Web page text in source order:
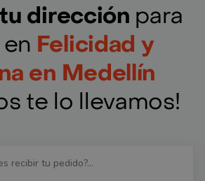
dirección para
Felicidad y
en Medellín
te lo llevamos!